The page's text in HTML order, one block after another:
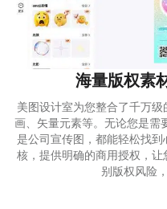
海量版权素
美图设计室为您整合了千万
画、矢量元素等。无论您是需
是公司宣传图，都能轻松找
核，提供明确的商用授权，
别版权风险